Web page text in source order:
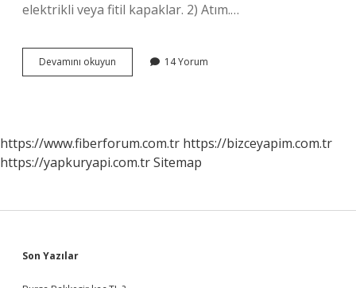
elektrikli veya fitil kapaklar. 2) Atım.…
Devamını okuyun
Hattı
14 Yorum
https://www.fiberforum.com.tr https://bizceyapim.com.tr
https://yapkuryapi.com.trSitemap
Sidebar
Son Yazılar